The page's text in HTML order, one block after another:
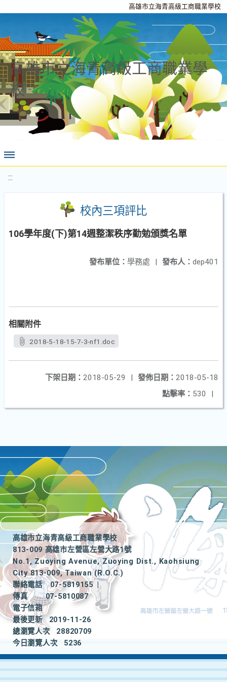
高雄市立海青高級工商職業學校
高雄市立海青高級工商職業學
校
:::
校內三項評比
106學年度(下)第14週整潔秩序勤勉頒獎名單
發布人： dep401
發布單位： 學務處 |
相關附件
2018-5-18-15-7-3-nf1.doc
發佈日期： 2018-05-18
下架日期： 2018-05-29
|
點擊率： 530 |
高雄市立海青高級工商職業學校
813-009 高雄市左營區左營大路1號
No.1, Zuoying Avenue, Zuoying Dist., Kaohsiung
City 813-009, Taiwan (R.O.C.)
聯絡電話
07-5819155
|
傳真
07-5810087
電子信箱
最後更新
2019-11-26
總瀏覽人次
28820709
今日瀏覽人次
5236